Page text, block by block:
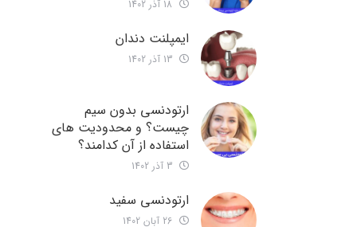
ایمپلنت دندان
ارتودنسی بدون سیم
چیست؟ و محدودیت های
استفاده از آن کدامند؟
ارتودنسی سفید